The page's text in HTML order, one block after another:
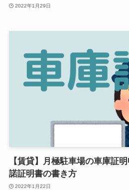
2022年1月29日
【賃貸】月極駐車場の車庫証
諾証明書の書き方
2022年1月22日